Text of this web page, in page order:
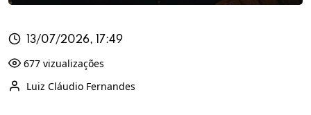
13/07/2026, 17:49
677 vizualizações
Luiz Cláudio Fernandes